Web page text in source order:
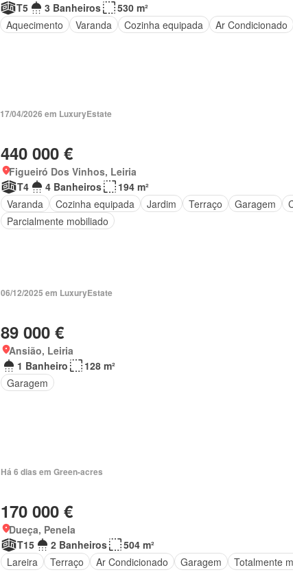
T5
3 Banheiros
530 m²
Aquecimento
Varanda Cozinha equipada Ar Condicionado
17/04/2026 em LuxuryEstate
440 000 €
Figueiró Dos Vinhos, Leiria
T4
4 Banheiros
194 m²
Varanda
Cozinha equipada Jardim Terraço Garagem
Parcialmente mobiliado
06/12/2025 em LuxuryEstate
89 000 €
Ansião, Leiria
1 Banheiro
128 m²
Garagem
Há 6 dias em Green-acres
170 000 €
Dueça, Penela
T15
2 Banheiros
504 m²
Lareira
Terraço Ar Condicionado Garagem Totalmente